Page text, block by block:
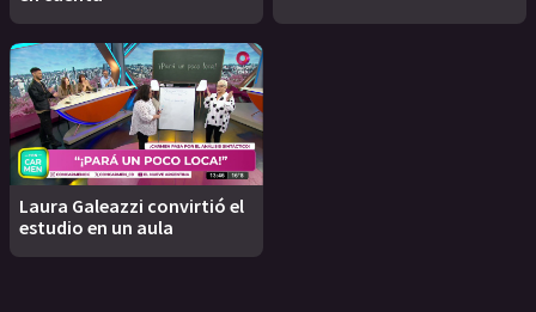
Laura Galeazzi convirtió el
estudio en un aula